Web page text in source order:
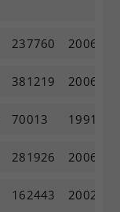
237760 2006
381219 2006
70013 1991
281926 2006
162443 2002